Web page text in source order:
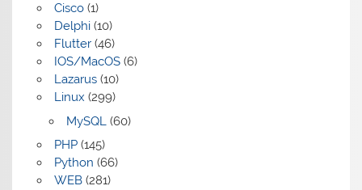
Cisco(1)
Delphi(10)
Flutter(46)
IOS/MacOS(6)
Lazarus(10)
Linux (299)
MySQL(60)
PHP(145)
Python (66)
WEB(281)